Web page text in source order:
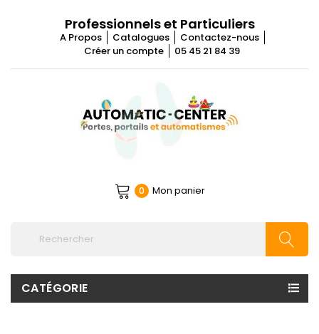
Professionnels et Particuliers
A Propos Catalogues
Contactez-nous
Créer un compte
05 45 21 84 39
0 Mon panier
CATÉGORIE